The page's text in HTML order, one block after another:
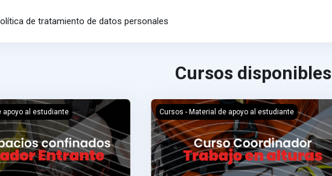
de tratamiento de datos personales
Cursos disponibles
en espacios confinados
apoyo al estudiante Curso Coordinador trabajo en alturas
Cursos - Material de apoyo al estudiante